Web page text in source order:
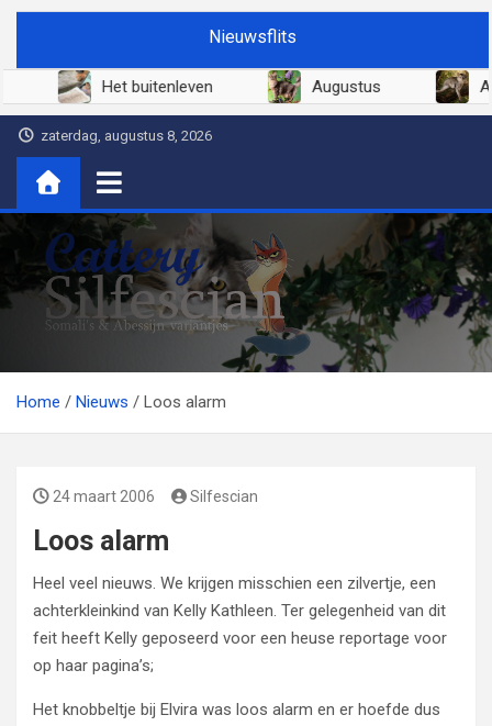
Ga
de
Nieuwsflits
Juni 2026 Het buitenleven Augustus
zaterdag, augustus 8, 2026
Cattery Silfescian
Somali's en soms Abessijn-variantjes
Home
Nieuws Loos alarm
24 maart 2006 Silfescian
Loos alarm
Heel veel nieuws. We krijgen misschien een zilvertje, een
achterkleinkind van Kelly Kathleen. Ter gelegenheid van dit
feit heeft Kelly geposeerd voor een heuse reportage voor
op haar pagina’s;
Het knobbeltje bij Elvira was loos alarm en er hoefde dus